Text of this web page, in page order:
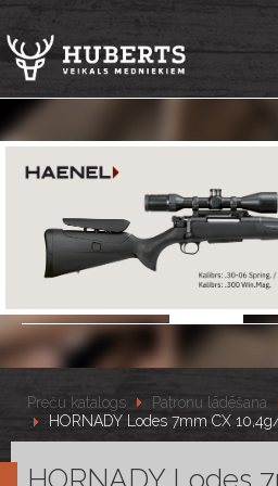
Preču katalogs Patronu lādēšana
HORNADY Lodes 7mm CX
HORNADY Lodes